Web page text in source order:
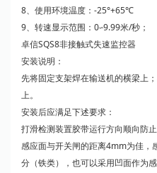
8、使用环境温度：-25°+65℃
9、转速显示范围：0∽9.99米/秒；
卓信SQS8非接触式失速监控器
安装说明：
先将固定支架焊在输送机的横梁上
上。
安装后应满足下述要求：
打滑检测装置胶带运行方向顺向防
感应面与开关闸的距离4mm为佳，
分（铁类），也可以采用凹面作为